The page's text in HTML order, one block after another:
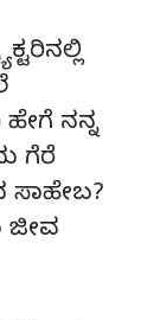
ನನ್ನ
ಗೆರೆ
ಸಾಹೇಬ?
ಜೀವ